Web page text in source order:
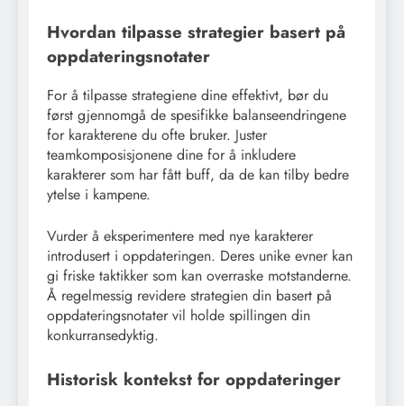
Hvordan tilpasse strategier basert på
oppdateringsnotater
For å tilpasse strategiene dine effektivt, bør du
først gjennomgå de spesifikke balanseendringene
for karakterene du ofte bruker. Juster
teamkomposisjonene dine for å inkludere
karakterer som har fått buff, da de kan tilby bedre
ytelse i kampene.
Vurder å eksperimentere med nye karakterer
introdusert i oppdateringen. Deres unike evner kan
gi friske taktikker som kan overraske motstanderne.
Å regelmessig revidere strategien din basert på
oppdateringsnotater vil holde spillingen din
konkurransedyktig.
Historisk kontekst for oppdateringer